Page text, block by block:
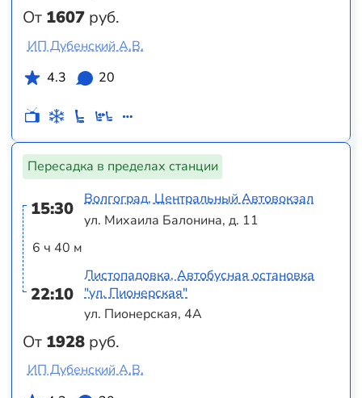
От 1607 руб.
ИП Дубенский А.В.
4.3
20
Пересадка в пределах станции
15:30
6 ч 40 м
22:10
От 1928 руб.
Волгоград, Центральный Автовокзал
ул. Михаила Балонина, д. 11
Листопадовка, Автобусная остановка
"ул. Пионерская"
ул. Пионерская, 4А
ИП Дубенский А.В.